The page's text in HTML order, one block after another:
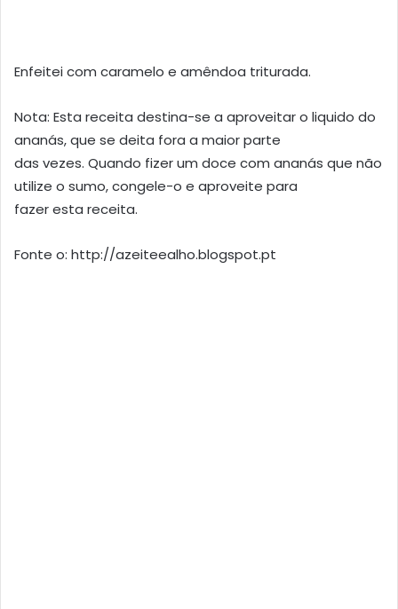
Enfeitei com caramelo e amêndoa triturada.
Nota: Esta receita destina-se a aproveitar o liquido do
ananás, que se deita fora a maior parte
das vezes. Quando fizer um doce com ananás que não
utilize o sumo, congele-o e aproveite para
fazer esta receita.
Fonte o: http://azeiteealho.blogspot.pt